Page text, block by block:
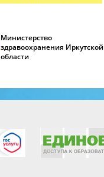
Министерство
здравоохранения Иркутской
области